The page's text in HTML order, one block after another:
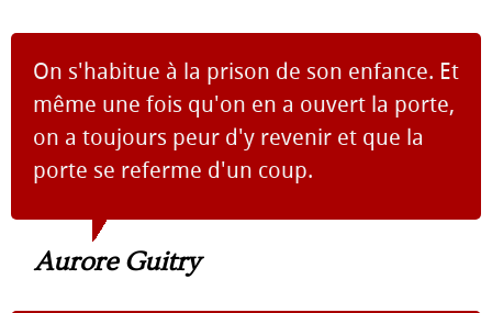
On s'habitue à la prison de son enfance. Et
même une fois qu'on en a ouvert la porte,
on a toujours peur d'y revenir et que la
porte se referme d'un coup.
Aurore Guitry